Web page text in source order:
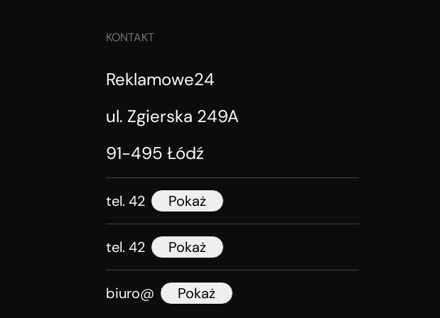
KONTAKT
Reklamowe24
ul. Zgierska 249A
91-495 Łódź
tel. 42 Pokaż
tel. 42 Pokaż
biuro@ Pokaż